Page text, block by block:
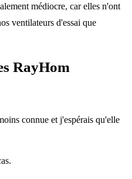
médiocre, car elles n'ont
ventilateurs d'essai que
RayHom
connue et j'espérais qu'elle